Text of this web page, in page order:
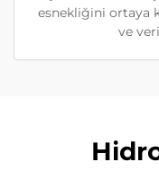
esnekliğini ortaya
ve